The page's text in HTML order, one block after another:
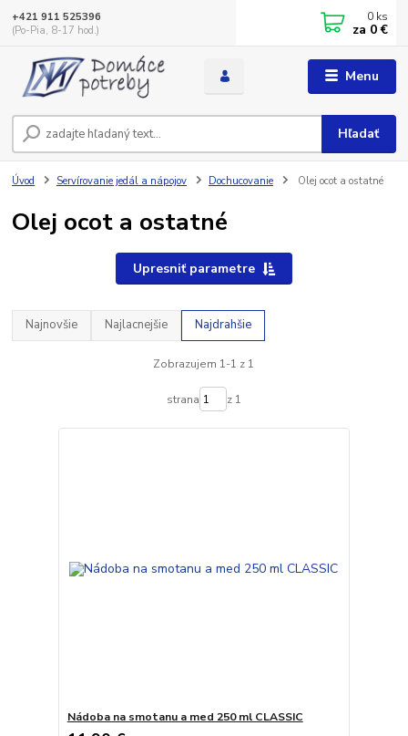
Menu
Hľadať
+421 911 525396
(Po-Pia, 8-17 hod.)
0 ks
za 0 €
Úvod Servírovanie jedál a nápojov Dochucovanie Olej ocot a ostatné
Olej ocot a ostatné
Upresniť parametre
Najnovšie Najlacnejšie Najdrahšie
Zobrazujem 1-1 z 1
strana z 1
Nádoba na smotanu a med 250 ml CLASSIC